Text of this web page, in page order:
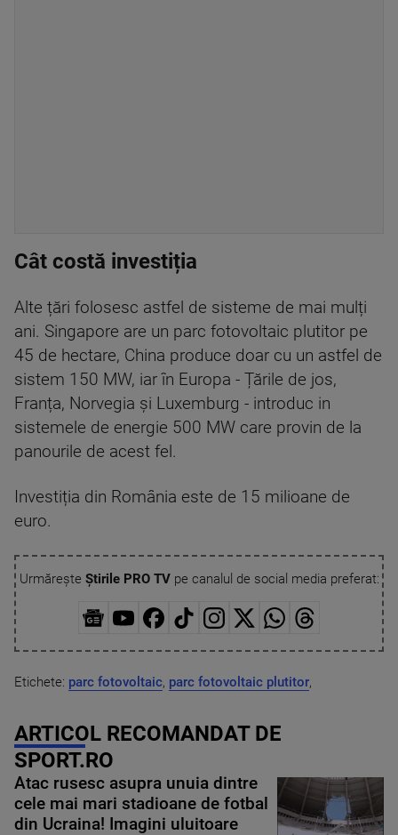
Cât costă investiția
Alte țări folosesc astfel de sisteme de mai mulți
ani. Singapore are un parc fotovoltaic plutitor pe
45 de hectare, China produce doar cu un astfel de
sistem 150 MW, iar în Europa - Țările de jos,
Franța, Norvegia și Luxemburg - introduc in
sistemele de energie 500 MW care provin de la
panourile de acest fel.
Investiția din România este de 15 milioane de
euro.
Urmărește Știrile PRO TVpe canalul de social media preferat:
Etichete: parc fotovoltaic, parc fotovoltaic plutitor,
ARTICOL RECOMANDAT DE
SPORT.RO
Atac rusesc asupra unuia dintre
cele mai mari stadioane de fotbal
din Ucraina! Imagini uluitoare